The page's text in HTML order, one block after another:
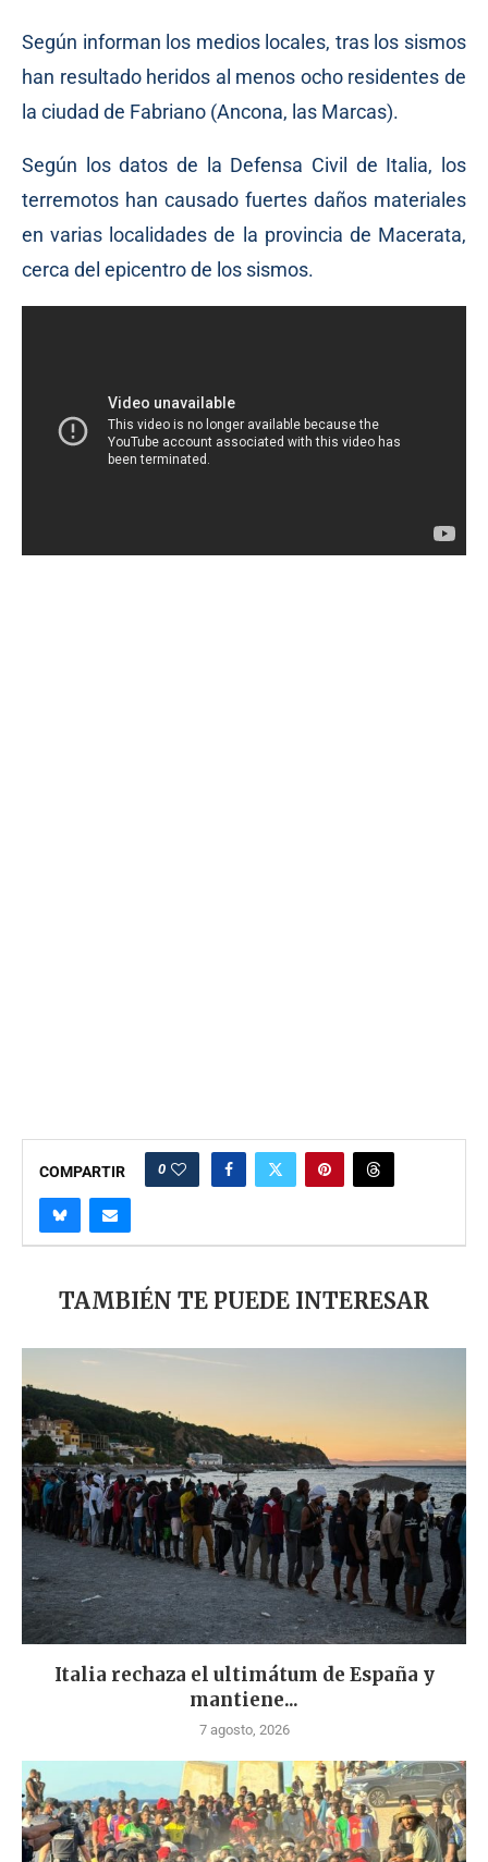
Según informan los medios locales, tras los sismos
han resultado heridos al menos ocho residentes de
la ciudad de Fabriano (Ancona, las Marcas).
Según los datos de la Defensa Civil de Italia, los
terremotos han causado fuertes daños materiales
en varias localidades de la provincia de Macerata,
cerca del epicentro de los sismos.
COMPARTIR 0
TAMBIÉN TE PUEDE INTERESAR
Italia rechaza el ultimátum de España y
mantiene...
7 agosto, 2026